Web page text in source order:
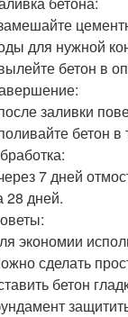
для нужной
бетон в
заливки
бетон
7 дней
28 дней.
экономии
сделать
бетон